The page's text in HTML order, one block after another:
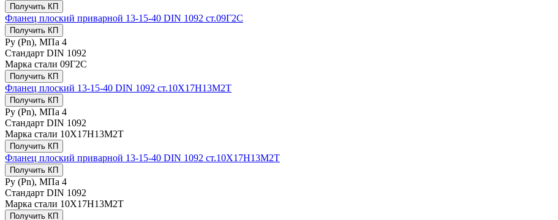
Получить КП
Фланец плоский приварной 13-15-40 DIN 1092 ст.09Г2С
Получить КП
Ру (Рn), МПа 4
Стандарт DIN 1092
Марка стали 09Г2С
Получить КП
Фланец плоский 13-15-40 DIN 1092 ст.10Х17Н13М2Т
Получить КП
Ру (Рn), МПа 4
Стандарт DIN 1092
Марка стали 10Х17Н13М2Т
Получить КП
Фланец плоский приварной 13-15-40 DIN 1092 ст.10Х17Н13М2Т
Получить КП
Ру (Рn), МПа 4
Стандарт DIN 1092
Марка стали 10Х17Н13М2Т
Получить КП